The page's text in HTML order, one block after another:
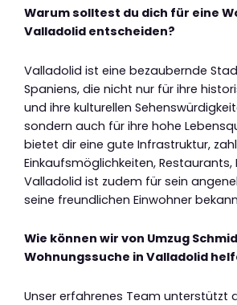
Warum solltest du dich für eine
Valladolid entscheiden?
Valladolid ist eine bezaubernde
Spaniens, die nicht nur für ihre
und ihre kulturellen
sondern auch für ihre hohe
bietet dir eine gute Infrastruktur,
Einkaufsmöglichkeiten, Restaurants,
Valladolid ist zudem für sein
seine freundlichen Einwohner
Wie können wir von Umzug
Wohnungssuche in Valladolid
Unser erfahrenes Team unterstützt